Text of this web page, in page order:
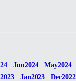
Jun2024 May2024
Jan2023 Dec2022